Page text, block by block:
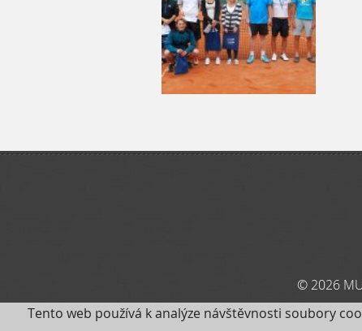
© 2026
IMUP je
Tento web používá k analýze návštěvnosti soubory